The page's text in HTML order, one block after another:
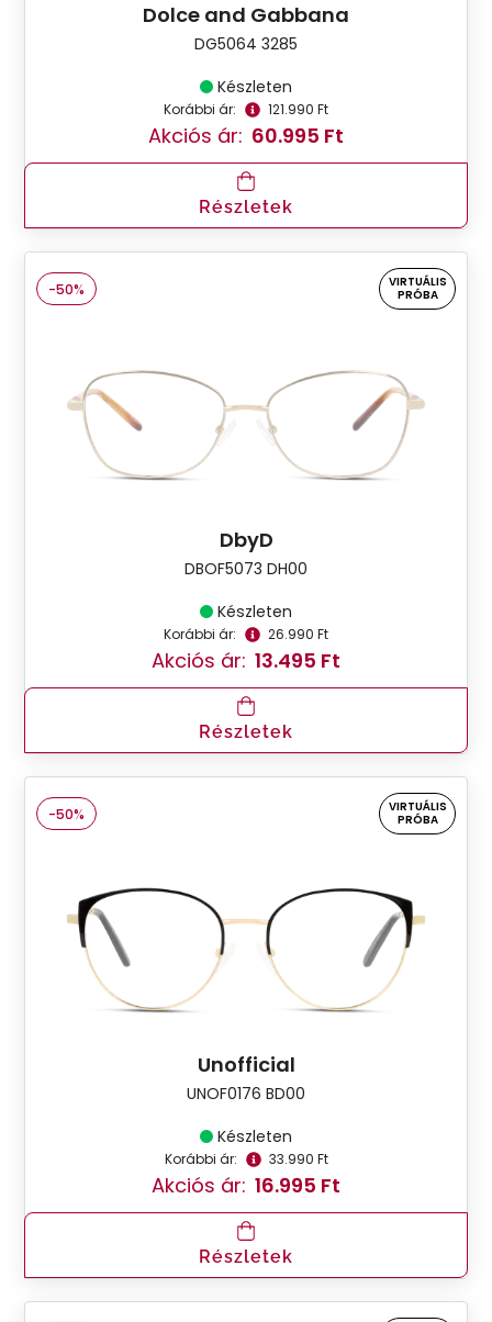
Dolce and Gabbana
DG5064 3285
Készleten
Korábbi ár: 121.990 Ft
Akciós ár: 60.995 Ft
Részletek
-50%
VIRTUÁLIS
PRÓBA
DbyD
DBOF5073 DH00
Készleten
Korábbi ár: 26.990 Ft
Akciós ár: 13.495 Ft
Részletek
-50%
VIRTUÁLIS
PRÓBA
Unofficial
UNOF0176 BD00
Készleten
Korábbi ár: 33.990 Ft
Akciós ár: 16.995 Ft
Részletek